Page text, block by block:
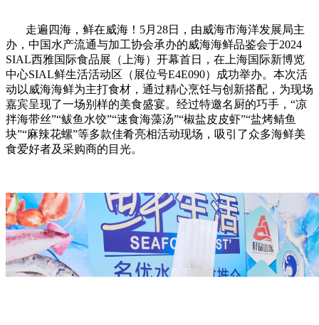
走遍四海，鲜在威海！5月28日，由威海市海洋发展局主
办，中国水产流通与加工协会承办的威海海鲜品鉴会于2024
SIAL西雅国际食品展（上海）开幕首日，在上海国际新博览
中心SIAL鲜生活活动区（展位号E4E090）成功举办。本次活
动以威海海鲜为主打食材，通过精心烹饪与创新搭配，为现场
嘉宾呈现了一场别样的美食盛宴。经过特邀名厨的巧手，“凉
拌海带丝”“鲅鱼水饺”“速食海藻汤”“椒盐皮皮虾”“盐烤鲭鱼
块”“麻辣花螺”等多款佳肴亮相活动现场，吸引了众多海鲜美
食爱好者及采购商的目光。